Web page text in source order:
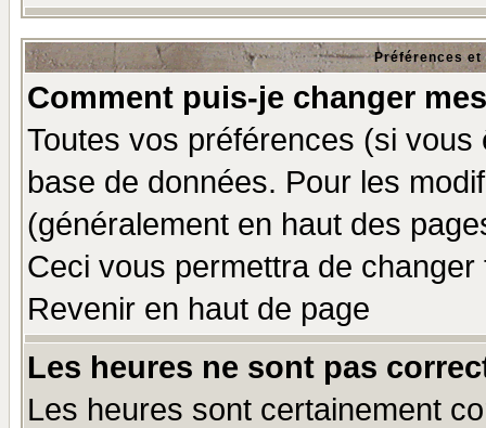
Préférences
Comment puis-je changer
Toutes vos préférences (si
base de données. Pour les
(généralement en haut des
Ceci vous permettra de
Revenir en haut de page
Les heures ne sont pas
Les heures sont certainement